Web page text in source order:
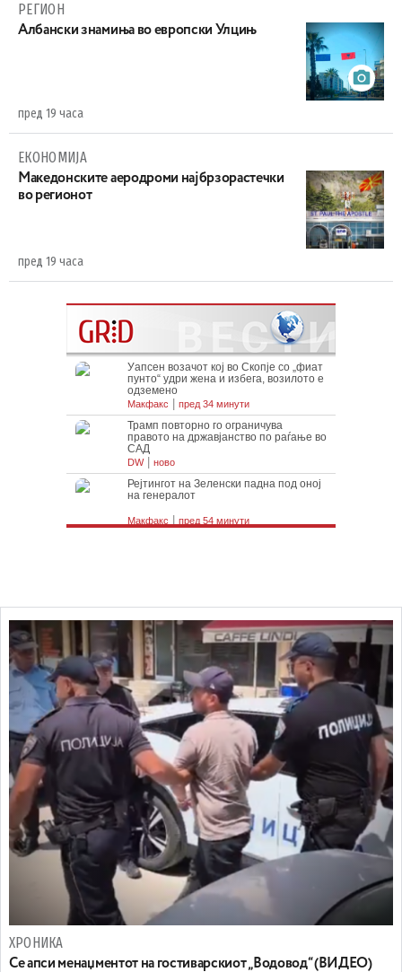
РЕГИОН
Aлбански знамиња во европски Улцињ
пред 19 часа
ЕКОНОМИЈА
Maкедонските аеродроми најбрзорастечки
во регионот
пред 19 часа
ХРОНИКА
Се апси менаџментот на гостиварскиот „Водовод“ (ВИДЕО)